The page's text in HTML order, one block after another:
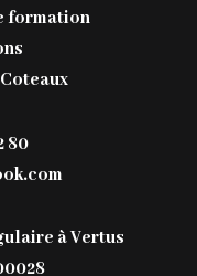
formation
80
à Vertus